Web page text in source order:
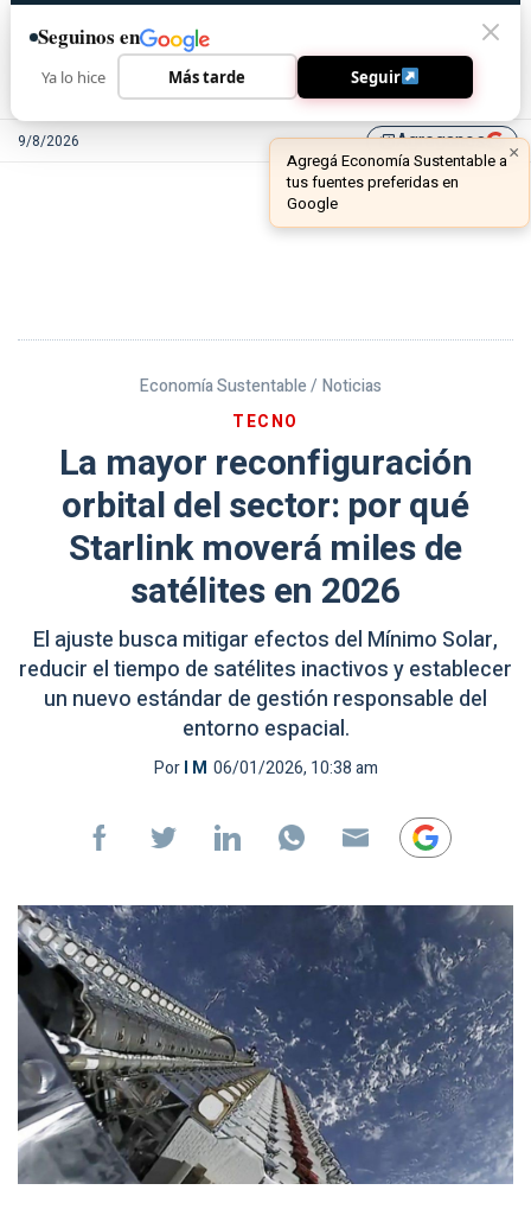
9/8/2026 library_addAgreganos
Economía Sustentable / Noticias
TECNO
La mayor reconfiguración
orbital del sector: por qué
Starlink moverá miles de
satélites en 2026
El ajuste busca mitigar efectos del Mínimo Solar,
reducir el tiempo de satélites inactivos y establecer
un nuevo estándar de gestión responsable del
entorno espacial.
PorI M 06/01/2026, 10:38 am
Seguinos en
Ya lo hice Más tarde Seguir